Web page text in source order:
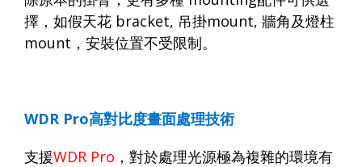
擇，如假天花 bracket, 吊掛mount, 牆角及燈柱
mount ，安裝位置不受限制。
WDR Pro高對比度畫面處理技術
支援WDR Pro ，對於處理光源極為複雜的環境有